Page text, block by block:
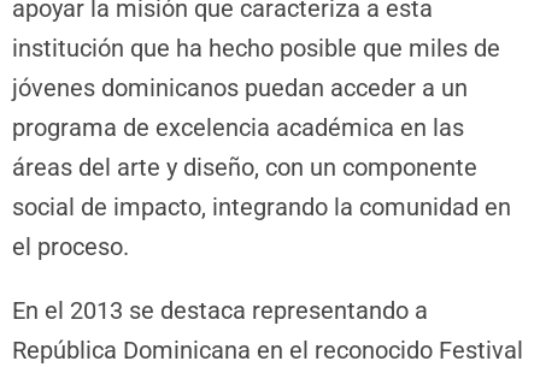
apoyar la misión que caracteriza a esta
institución que ha hecho posible que miles de
jóvenes dominicanos puedan acceder a un
programa de excelencia académica en las
áreas del arte y diseño, con un componente
social de impacto, integrando la comunidad en
el proceso.
En el 2013 se destaca representando a
República Dominicana en el reconocido Festival